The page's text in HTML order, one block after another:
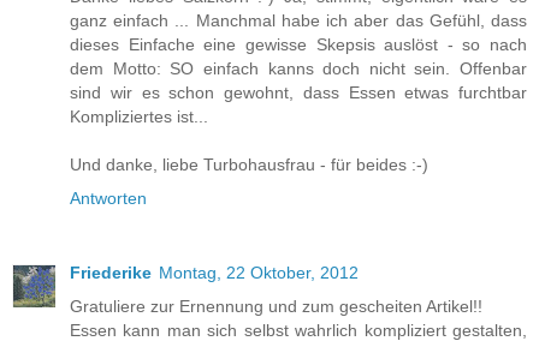
ganz einfach ... Manchmal habe ich aber das Gefühl, dass
dieses Einfache eine gewisse Skepsis auslöst - so nach
dem Motto: SO einfach kanns doch nicht sein. Offenbar
sind wir es schon gewohnt, dass Essen etwas furchtbar
Kompliziertes ist...
Und danke, liebe Turbohausfrau - für beides :-)
Antworten
Friederike Montag, 22 Oktober, 2012
Gratuliere zur Ernennung und zum gescheiten Artikel!!
Essen kann man sich selbst wahrlich kompliziert gestalten,